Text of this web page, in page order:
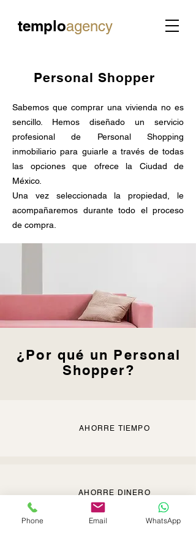
temploagency
Personal Shopper
Sabemos que comprar una vivienda no es
sencillo. Hemos diseñado un servicio
profesional de Personal Shopping
inmobiliario para guiarle a través de todas
las opciones que ofrece la Ciudad de
México.
Una vez seleccionada la propiedad, le
acompañaremos durante todo el proceso
de compra.
¿Por qué un Personal
Shopper?
AHORRE TIEMPO
AHORRE DINERO
Phone Email WhatsApp